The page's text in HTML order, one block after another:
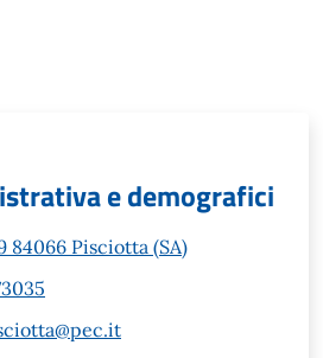
e demografici
84066 Pisciotta (SA)